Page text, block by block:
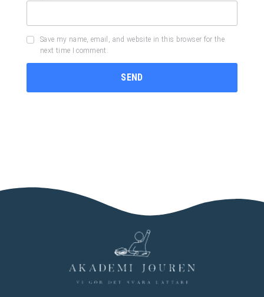
Save my name, email, and website in this browser for the
next time I comment.